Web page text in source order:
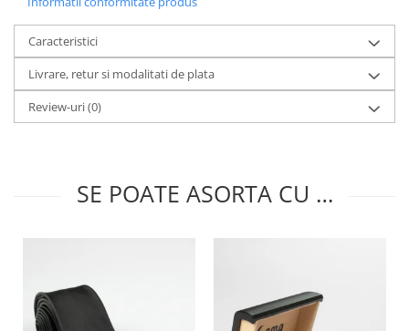
Caracteristici
Livrare, retur si modalitati de plata
Review-uri(0)
SE POATE ASORTA CU …